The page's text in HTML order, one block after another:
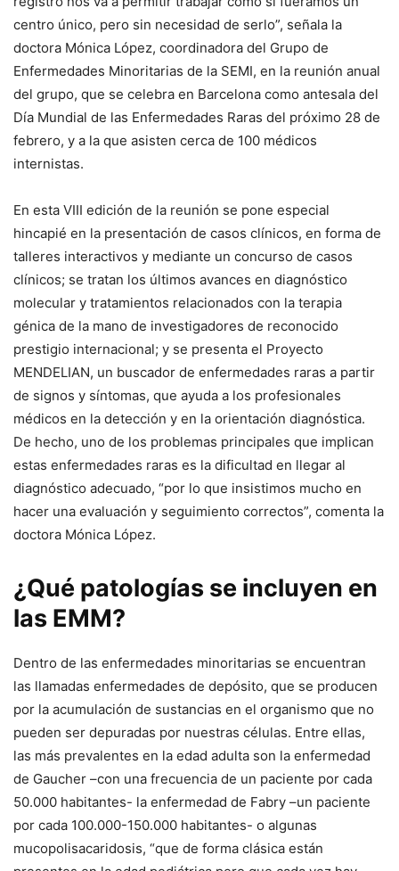
centro único, pero sin necesidad de serlo”, señala la
doctora Mónica López, coordinadora del Grupo de
Enfermedades Minoritarias de la SEMI, en la reunión anual
del grupo, que se celebra en Barcelona como antesala del
Día Mundial de las Enfermedades Raras del próximo 28 de
febrero, y a la que asisten cerca de 100 médicos
internistas.
En esta VIII edición de la reunión se pone especial
hincapié en la presentación de casos clínicos, en forma de
talleres interactivos y mediante un concurso de casos
clínicos; se tratan los últimos avances en diagnóstico
molecular y tratamientos relacionados con la terapia
génica de la mano de investigadores de reconocido
prestigio internacional; y se presenta el Proyecto
MENDELIAN, un buscador de enfermedades raras a partir
de signos y síntomas, que ayuda a los profesionales
médicos en la detección y en la orientación diagnóstica.
De hecho, uno de los problemas principales que implican
estas enfermedades raras es la dificultad en llegar al
diagnóstico adecuado, “por lo que insistimos mucho en
hacer una evaluación y seguimiento correctos”, comenta la
doctora Mónica López.
¿Qué patologías se incluyen en
las EMM?
Dentro de las enfermedades minoritarias se encuentran
las llamadas enfermedades de depósito, que se producen
por la acumulación de sustancias en el organismo que no
pueden ser depuradas por nuestras células. Entre ellas,
las más prevalentes en la edad adulta son la enfermedad
de Gaucher –con una frecuencia de un paciente por cada
50.000 habitantes- la enfermedad de Fabry –un paciente
por cada 100.000-150.000 habitantes- o algunas
mucopolisacaridosis, “que de forma clásica están